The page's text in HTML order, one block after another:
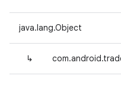
java.lang.Object
↳